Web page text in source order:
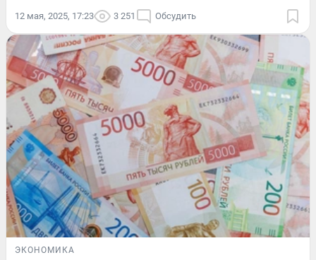
12 мая, 2025, 17:23 3 251 Обсудить
ЭКОНОМИКА